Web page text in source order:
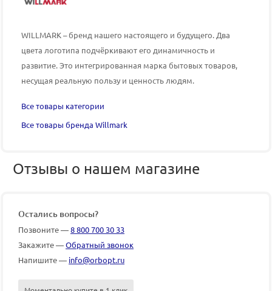
WILLMARK – бренд нашего настоящего и будущего. Два
цвета логотипа подчёркивают его динамичность и
развитие. Это интегрированная марка бытовых товаров,
несущая реальную пользу и ценность людям.
Все товары категории
Все товары бренда Willmark
Отзывы о нашем магазине
Остались вопросы?
Позвоните —8 800 700 30 33
Закажите —Обратный звонок
Напишите — info@orbopt.ru